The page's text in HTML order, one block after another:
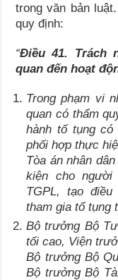
trong văn bản
quy định:
“Điều 41. Trách
quan đến hoạt
Trong phạm vi
quan có thẩm
hành tố tụng
phối hợp thực
Tòa án nhân
kiện cho người
TGPL, tạo
tham gia tố tụng
Bộ trưởng Bộ
tối cao, Viện
Bộ trưởng Bộ
Bộ trưởng Bộ